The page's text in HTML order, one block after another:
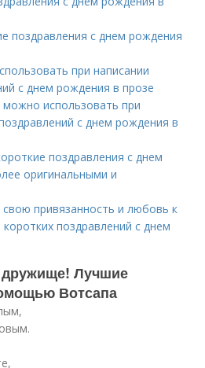
поздравления с днем рождения
при написании
с днем рождения в прозе
использовать при
с днем рождения в
поздравления с днем
оригинальными и
привязанность и любовь к
поздравлений с днем
Лучшие
Вотсапа